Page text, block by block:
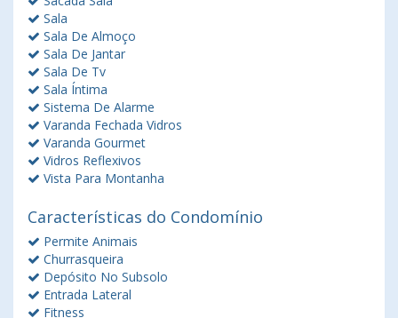
Sala
Sala De Almoço
Sala De Jantar
Sala De Tv
Sala Íntima
Sistema De Alarme
Varanda Fechada Vidros
Varanda Gourmet
Vidros Reflexivos
Vista Para Montanha
Características do Condomínio
Permite Animais
Churrasqueira
Depósito No Subsolo
Entrada Lateral
Fitness